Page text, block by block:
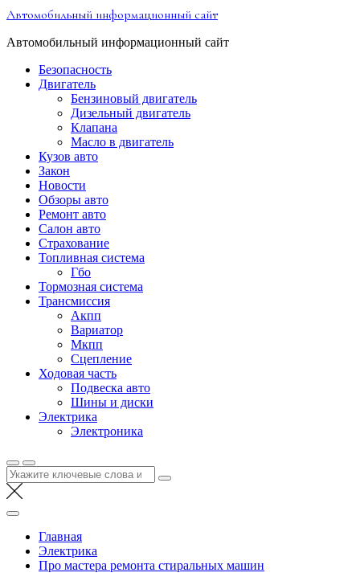
Перейти
содержимому
Автомобильный информационный сайт
Автомобильный информационный сайт
Безопасность
Двигатель
Бензиновый двигатель
Дизельный двигатель
Клапана
Масло в двигатель
Кузов авто
Закон
Новости
Обзоры авто
Ремонт авто
Салон авто
Страхование
Топливная система
Гбо
Тормозная система
Трансмиссия
Акпп
Вариатор
Мкпп
Сцепление
Ходовая часть
Подвеска авто
Шины и диски
Электрика
Электроника
Найти:
Главная
Электрика
Про мастера ремонта стиральных машин